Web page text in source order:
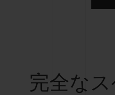
完全な